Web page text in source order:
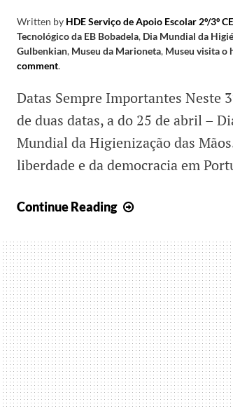
Written by HDE Serviço de Apoio Escolar 2º/3º
Tecnológico da EB Bobadela, Dia Mundial da
Gulbenkian, Museu da Marioneta, Museu visita o
comment.
Datas Sempre Importantes Neste
de duas datas, a do 25 de abril –
Mundial da Higienização das
liberdade e da democracia em
Continue Reading
final…